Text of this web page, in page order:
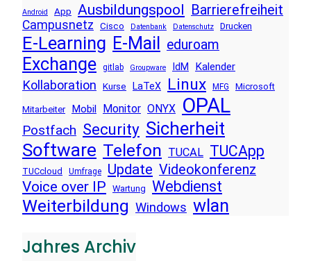
Android App Ausbildungspool Barrierefreiheit
Campusnetz Cisco Datenbank Datenschutz Drucken
E-Learning E-Mail eduroam
Exchange gitlab Groupware IdM Kalender
Kollaboration Kurse LaTeX Linux MFG Microsoft
Mitarbeiter Mobil Monitor ONYX OPAL
Postfach Security Sicherheit
Software Telefon TUCAL TUCApp
TUCcloud Umfrage Update Videokonferenz
Voice over IP Wartung Webdienst
Weiterbildung Windows wlan
Jahres Archiv